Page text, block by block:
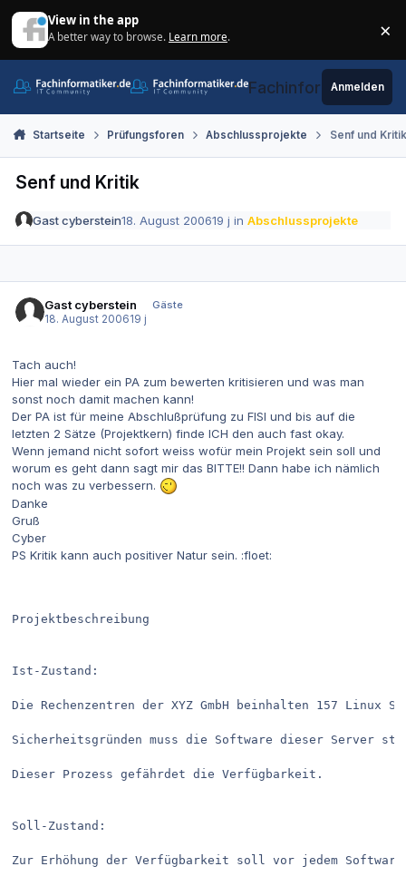
View in the app
A better way to browse. Learn more. ×
Fachinformatiker.de
Anmelden
Startseite Prüfungsforen Abschlussprojekte Senf und Kritik
Senf und Kritik
Gast cyberstein18. August 200619 j inAbschlussprojekte
Gast cyberstein
Gäste
18. August 200619 j
Tach auch!
Hier mal wieder ein PA zum bewerten kritisieren und was man
sonst noch damit machen kann!
Der PA ist für meine Abschlußprüfung zu FISI und bis auf die
letzten 2 Sätze (Projektkern) finde ICH den auch fast okay.
Wenn jemand nicht sofort weiss wofür mein Projekt sein soll und
worum es geht dann sagt mir das BITTE!! Dann habe ich nämlich
noch was zu verbessern.
Danke
Gruß
Cyber
PS Kritik kann auch positiver Natur sein. :floet:
Projektbeschreibung
Ist-Zustand:
Die Rechenzentren der XYZ GmbH beinhalten 157 Linux
Sicherheitsgründen muss die Software dieser Server
Dieser Prozess gefährdet die Verfügbarkeit.
Soll-Zustand:
Zur Erhöhung der Verfügbarkeit soll vor jedem